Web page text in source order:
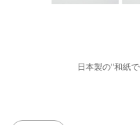
日本製の"和紙